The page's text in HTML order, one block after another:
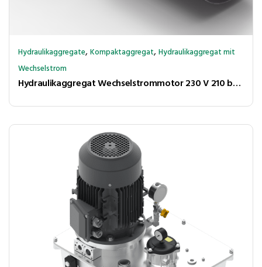
Hydraulikaggregate,Kompaktaggregat,Hydraulikaggregat mit
Wechselstrom
Hydraulikaggregat Wechselstrommotor 230 V 210 bar 1,6l/min